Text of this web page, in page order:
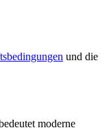
und die
moderne